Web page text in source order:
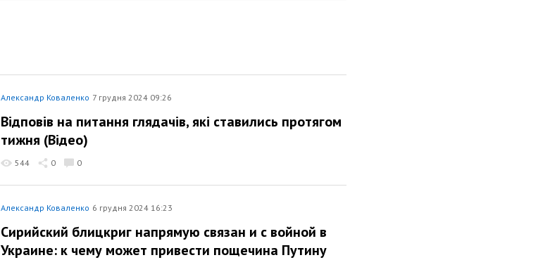
Александр Коваленко 7 грудня 2024 09:26
Відповів на питання глядачів, які ставились протягом
тижня (Відео)
544 0 0
Александр Коваленко 6 грудня 2024 16:23
Сирийский блицкриг напрямую связан и с войной в
Украине: к чему может привести пощечина Путину